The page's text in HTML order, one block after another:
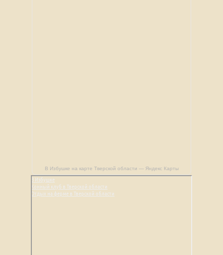
В Избушке на карте Тверской области — Яндекс Карты
В Избушке
Конный клуб в Тверской области
Отдых на ферме в Тверской области